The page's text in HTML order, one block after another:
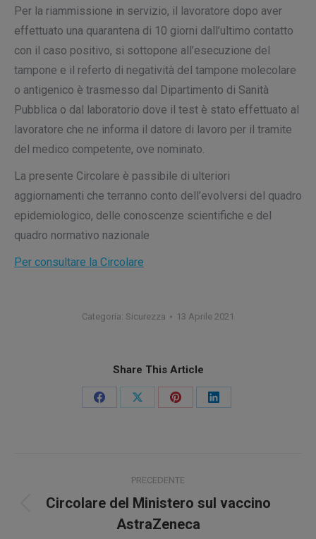
Per la riammissione in servizio, il lavoratore dopo aver
effettuato una quarantena di 10 giorni dall’ultimo contatto
con il caso positivo, si sottopone all’esecuzione del
tampone e il referto di negatività del tampone molecolare
o antigenico è trasmesso dal Dipartimento di Sanità
Pubblica o dal laboratorio dove il test è stato effettuato al
lavoratore che ne informa il datore di lavoro per il tramite
del medico competente, ove nominato.
La presente Circolare è passibile di ulteriori
aggiornamenti che terranno conto dell’evolversi del quadro
epidemiologico, delle conoscenze scientifiche e del
quadro normativo nazionale
Per consultare la Circolare
Categoria: Sicurezza 13 Aprile 2021
Share This Article
CondividiCondividiCondividiCondividi
PRECEDENTE
Post
precedente:
Circolare del Ministero sul vaccino
AstraZeneca